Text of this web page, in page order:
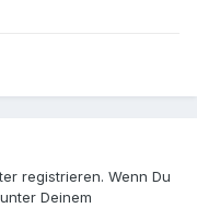
registrieren. Wenn Du
Deinem